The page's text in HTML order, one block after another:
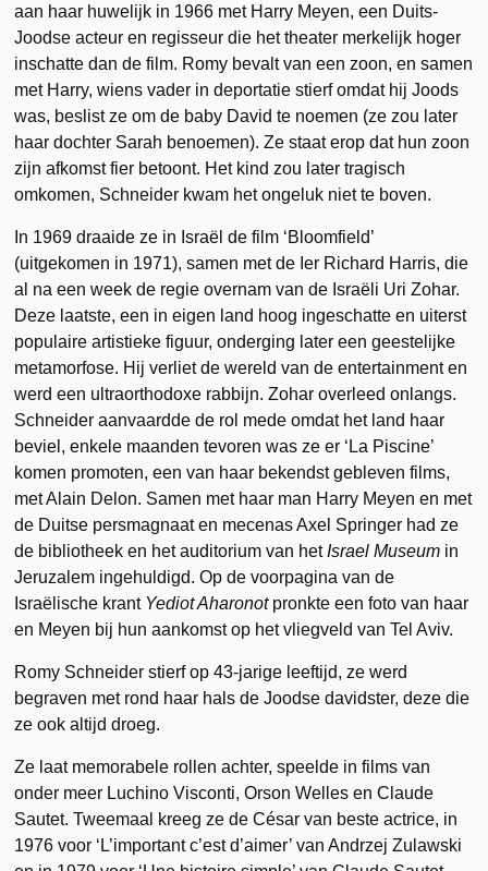
aan haar huwelijk in 1966 met Harry Meyen, een Duits-
Joodse acteur en regisseur die het theater merkelijk hoger
inschatte dan de film. Romy bevalt van een zoon, en samen
met Harry, wiens vader in deportatie stierf omdat hij Joods
was, beslist ze om de baby David te noemen (ze zou later
haar dochter Sarah benoemen). Ze staat erop dat hun zoon
zijn afkomst fier betoont. Het kind zou later tragisch
omkomen, Schneider kwam het ongeluk niet te boven.
In 1969 draaide ze in Israël de film ‘Bloomfield’
(uitgekomen in 1971), samen met de Ier Richard Harris, die
al na een week de regie overnam van de Israëli Uri Zohar.
Deze laatste, een in eigen land hoog ingeschatte en uiterst
populaire artistieke figuur, onderging later een geestelijke
metamorfose. Hij verliet de wereld van de entertainment en
werd een ultraorthodoxe rabbijn. Zohar overleed onlangs.
Schneider aanvaardde de rol mede omdat het land haar
beviel, enkele maanden tevoren was ze er ‘La Piscine’
komen promoten, een van haar bekendst gebleven films,
met Alain Delon. Samen met haar man Harry Meyen en met
de Duitse persmagnaat en mecenas Axel Springer had ze
de bibliotheek en het auditorium van het Israel Museum in
Jeruzalem ingehuldigd. Op de voorpagina van de
Israëlische krant Yediot Aharonotpronkte een foto van haar
en Meyen bij hun aankomst op het vliegveld van Tel Aviv.
Romy Schneider stierf op 43-jarige leeftijd, ze werd
begraven met rond haar hals de Joodse davidster, deze die
ze ook altijd droeg.
Ze laat memorabele rollen achter, speelde in films van
onder meer Luchino Visconti, Orson Welles en Claude
Sautet. Tweemaal kreeg ze de César van beste actrice, in
1976 voor ‘L’important c’est d’aimer’ van Andrzej Zulawski